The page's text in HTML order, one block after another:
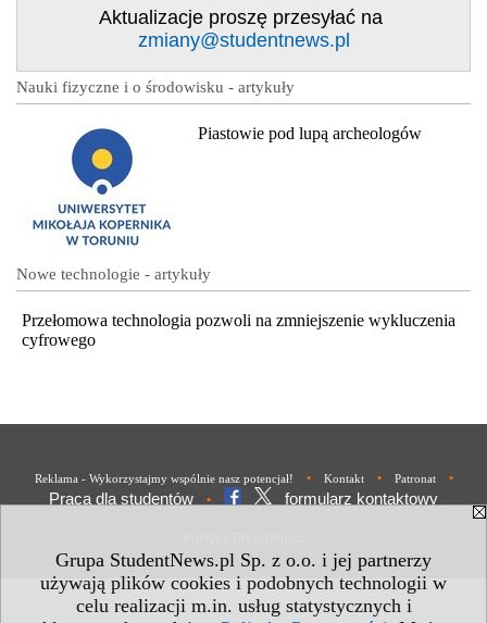
Grupa StudentNews.pl Sp. z o.o. i jej partnerzy
używają plików cookies i podobnych technologii w
celu realizacji m.in. usług statystycznych i
Aktualizacje proszę przesyłać na
zmiany@studentnews.pl
Nauki fizyczne i o środowisku - artykuły
Piastowie pod lupą archeologów
Nowe technologie - artykuły
Przełomowa technologia pozwoli na zmniejszenie wykluczenia
cyfrowego
Reklama - Wykorzystajmy wspólnie nasz potencjał! • Kontakt • Patronat •
Praca dla studentów • formularz kontaktowy